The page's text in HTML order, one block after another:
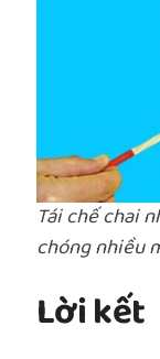
Tái chế chai
chóng nhiều
Lời kết